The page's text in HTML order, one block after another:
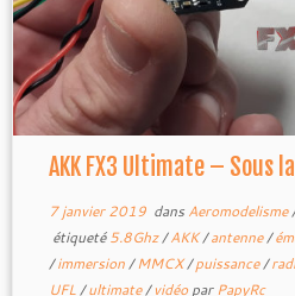
AKK FX3 Ultimate – Sous
7 janvier 2019dans Aeromodelisme
étiqueté5.8Ghz/AKK/antenne/
/immersion/MMCX/puissance/
UFL/ultimate/vidéo parPapyRc